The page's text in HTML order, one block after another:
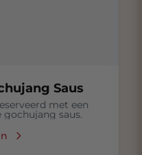
Saus
met een
saus.